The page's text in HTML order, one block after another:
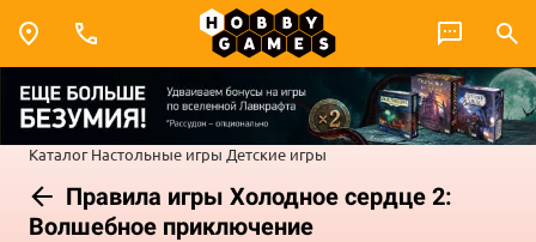
Каталог Настольные игры Детские игры
Правила игры Холодное сердце 2:
Волшебное приключение